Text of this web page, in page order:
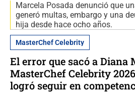
Marcela Posada denunció que
generó multas, embargo y una
hija desde hace ocho años.
MasterChef Celebrity
El error que sacó a Diana
MasterChef Celebrity
logró seguir en